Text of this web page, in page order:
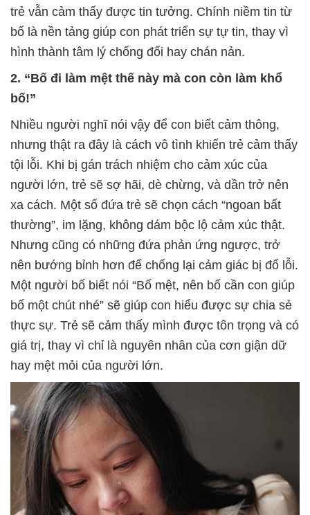
trẻ vẫn cảm thấy được tin tưởng. Chính niềm tin từ
bố là nền tảng giúp con phát triển sự tự tin, thay vì
hình thành tâm lý chống đối hay chán nản.
2. “Bố đi làm mệt thế này mà con còn làm khổ
bố!”
Nhiều người nghĩ nói vậy để con biết cảm thông,
nhưng thật ra đây là cách vô tình khiến trẻ cảm thấy
tội lỗi. Khi bị gán trách nhiệm cho cảm xúc của
người lớn, trẻ sẽ sợ hãi, dè chừng, và dần trở nên
xa cách. Một số đứa trẻ sẽ chọn cách “ngoan bất
thường”, im lặng, không dám bộc lộ cảm xúc thật.
Nhưng cũng có những đứa phản ứng ngược, trở
nên bướng bỉnh hơn để chống lại cảm giác bị đổ lỗi.
Một người bố biết nói “Bố mệt, nên bố cần con giúp
bố một chút nhé” sẽ giúp con hiểu được sự chia sẻ
thực sự. Trẻ sẽ cảm thấy mình được tôn trọng và có
giá trị, thay vì chỉ là nguyên nhân của cơn giận dữ
hay mệt mỏi của người lớn.